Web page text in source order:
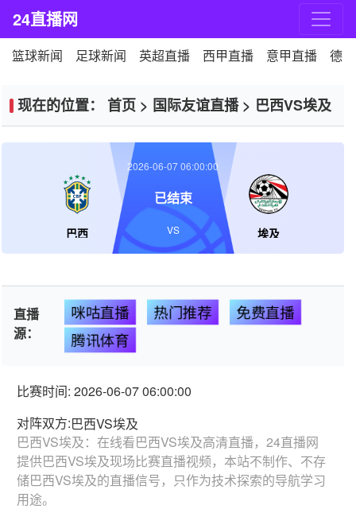
24直播网
篮球新闻 足球新闻 英超直播 西甲直播 意甲直播 德
现在的位置： 首页 > 国际友谊直播> 巴西VS埃及
巴西 埃及
2026-06-07 06:00:00
已结束
VS
直播
源：
咪咕直播 热门推荐
免费直播
腾讯体育
比赛时间: 2026-06-07 06:00:00
对阵双方:巴西VS埃及
巴西VS埃及：在线看巴西VS埃及高清直播，24直播网
提供巴西VS埃及现场比赛直播视频，本站不制作、不存
储巴西VS埃及的直播信号，只作为技术探索的导航学习
用途。